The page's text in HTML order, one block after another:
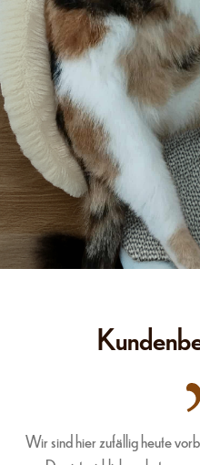
Wir sind hier zufällig heute